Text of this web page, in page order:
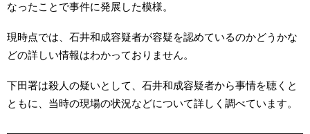
なったことで事件に発展した模様。
現時点では、石井和成容疑者が容疑を認めているのかどうかな
どの詳しい情報はわかっておりません。
下田署は殺人の疑いとして、石井和成容疑者から事情を聴くと
ともに、当時の現場の状況などについて詳しく調べています。